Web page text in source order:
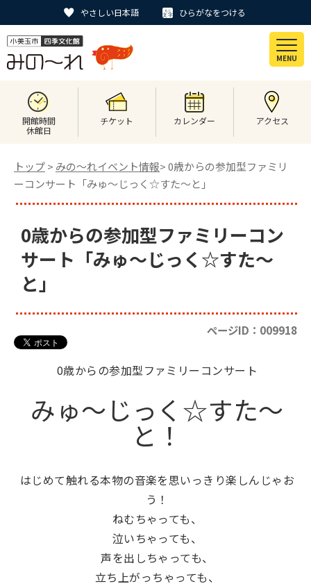
やさしい日本語 ひらがなをつける
MENU
開館時間
休館日
チケット カレンダー アクセス
トップ> みの〜れイベント情報> 0歳からの参加型ファミリ
ーコンサート「みゅ～じっく☆すた～と」
0歳からの参加型ファミリーコン
サート「みゅ～じっく☆すた～
と」
ページID：009918
0歳からの参加型ファミリーコンサート
みゅ～じっく☆すた～
と！
はじめて触れる本物の音楽を思いっきり楽しんじゃお
う！
ねむちゃっても、
泣いちゃっても、
声を出しちゃっても、
立ち上がっちゃっても、